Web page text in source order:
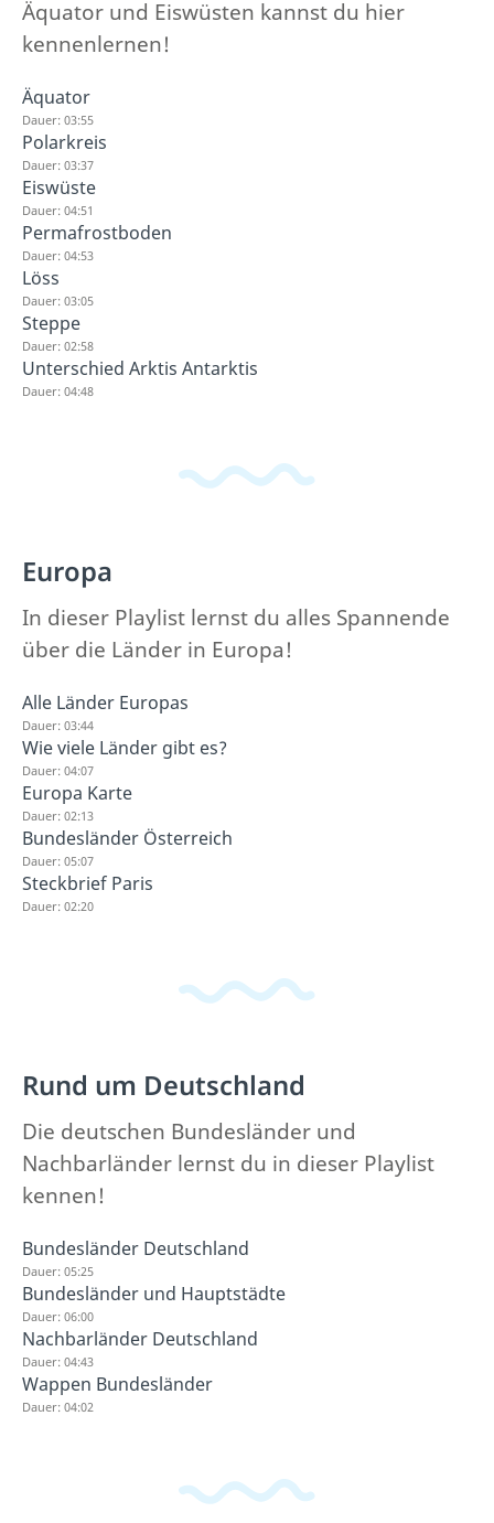
Äquator und Eiswüsten kannst du hier
kennenlernen!
Äquator
Dauer: 03:55
Polarkreis
Dauer: 03:37
Eiswüste
Dauer: 04:51
Permafrostboden
Dauer: 04:53
Löss
Dauer: 03:05
Steppe
Dauer: 02:58
Unterschied Arktis Antarktis
Dauer: 04:48
Europa
In dieser Playlist lernst du alles Spannende
über die Länder in Europa!
Alle Länder Europas
Dauer: 03:44
Wie viele Länder gibt es?
Dauer: 04:07
Europa Karte
Dauer: 02:13
Bundesländer Österreich
Dauer: 05:07
Steckbrief Paris
Dauer: 02:20
Rund um Deutschland
Die deutschen Bundesländer und
Nachbarländer lernst du in dieser Playlist
kennen!
Bundesländer Deutschland
Dauer: 05:25
Bundesländer und Hauptstädte
Dauer: 06:00
Nachbarländer Deutschland
Dauer: 04:43
Wappen Bundesländer
Dauer: 04:02